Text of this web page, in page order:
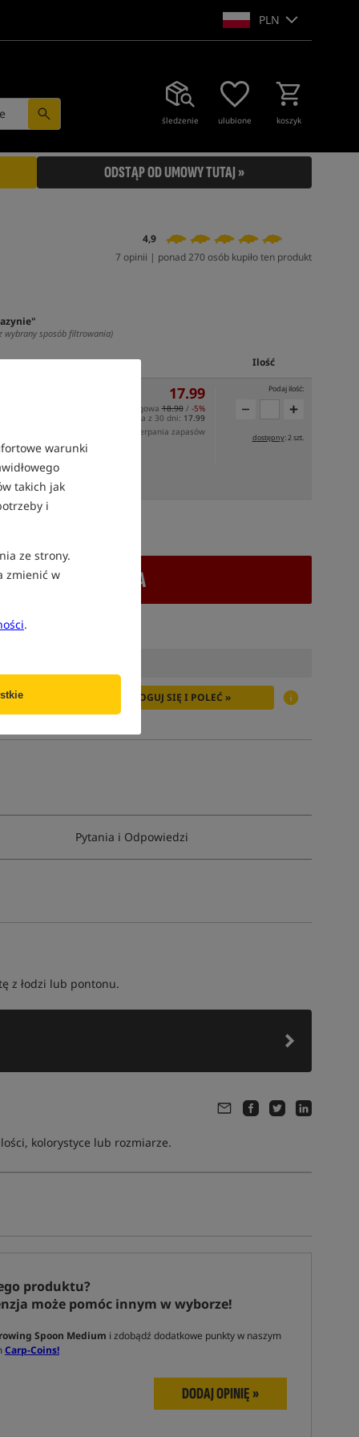
warunki
takich jak
i
ze strony.
zmienić w
.
PLN
śledzenie ulubione koszyk
ODSTĄP OD UMOWY TUTAJ »
4,9
7 opinii | ponad 270 osób kupiło ten produkt
wybrany sposób filtrowania)
Ilość
17.99
Cena katalogowa18.90/ -5%
Min. cena z 30 dni: 17.99
07-08-2026, 23:59 lub do wyczerpania zapasów
Podaj ilość:
dostępny: 2 szt.
DZIŚ
DODAJ DO KOSZYKA
ZALOGUJ SIĘ I POLEĆ »
Pytania i Odpowiedzi
z łodzi lub pontonu.
kolorystyce lub rozmiarze.
produktu?
może pomóc innym w wyborze!
Spoon Medium i zdobądź dodatkowe punkty w naszym
Carp-Coins!
DODAJ OPINIĘ »